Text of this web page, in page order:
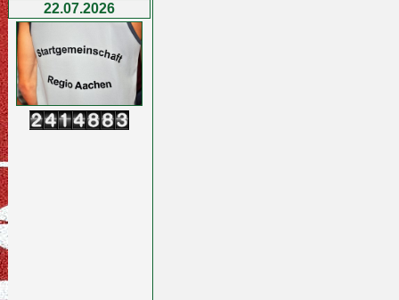
22.07.2026